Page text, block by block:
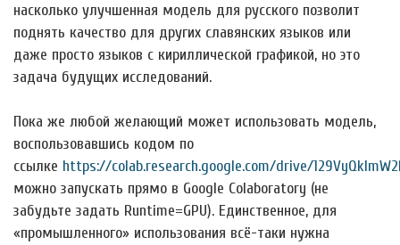
насколько улучшенная модель для русского позволит
поднять качество для других славянских языков или
даже просто языков с кириллической графикой, но это
задача будущих исследований.
Пока же любой желающий может использовать модель,
воспользовавшись кодом по
ссылке https://colab.research.google.com/drive/
можно запускать прямо в Google Colaboratory (не
забудьте задать Runtime=GPU). Единственное, для
«промышленного» использования всё-таки нужна